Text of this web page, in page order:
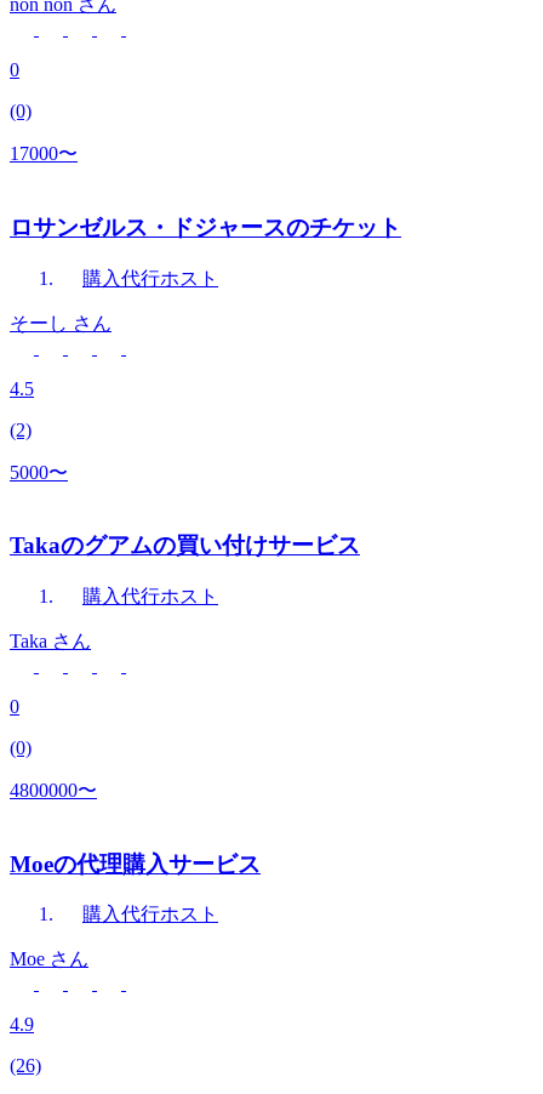
non non さん
0
(0)
17000〜
ロサンゼルス・ドジャースのチケット
購入代行ホスト
そーし さん
4.5
(2)
5000〜
Takaのグアムの買い付けサービス
購入代行ホスト
Taka さん
0
(0)
4800000〜
Moeの代理購入サービス
購入代行ホスト
Moe さん
4.9
(26)